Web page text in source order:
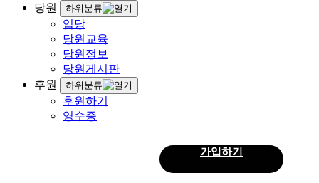
당원
하위분류
입당
당원교육
당원정보
당원게시판
후원
하위분류
후원하기
영수증
가입하기